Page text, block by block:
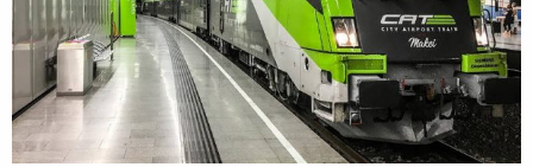
Кипр
Тунис
Сейшельские острова
Хорватия
Черногория
Чехия